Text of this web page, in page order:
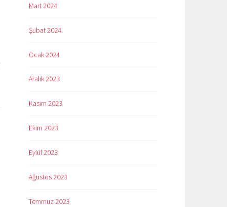
Mart 2024
Şubat 2024
Ocak 2024
Aralık 2023
Kasım 2023
Ekim 2023
Eylül 2023
Ağustos 2023
Temmuz 2023